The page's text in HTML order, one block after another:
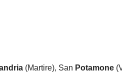
(Martire), San Potamone